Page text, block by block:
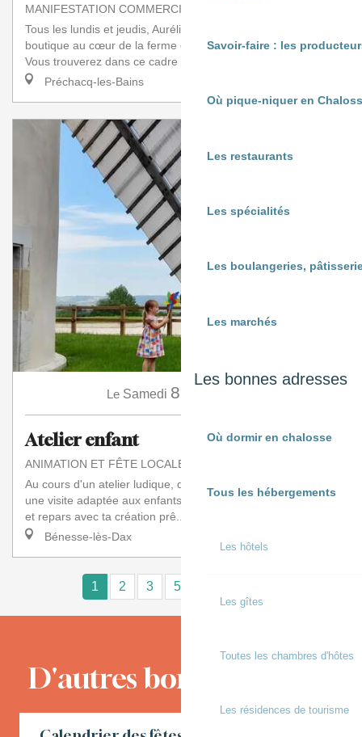
Savoir-faire : les
Où pique-niquer en
Les restaurants
Les spécialités
Les boulangeries,
Les marchés
Les bonnes adresses
Où dormir en chalosse
Tous les hébergements
Les hôtels
Les gîtes
Toutes les chambres d'hôtes
Les résidences de tourisme
MANIFESTATION COMMERCIALE
Tous les lundis et jeudis, Aurélie vous accueille dans sa
boutique au cœur de la ferme en maraîchage biologique.
Vous trouverez dans ce cadre agréable...
Préchacq-les-Bains
Le Samedi 8
Atelier enfant
ANIMATION ET FÊTE LOCALE
Au cours d'un atelier ludique, découvre le moulin à travers
une visite adaptée aux enfants. Fabrique ton propre moulin
et repars avec ta création prê...
Bénesse-lès-Dax
1 2 3 5+
D'autres bons moments